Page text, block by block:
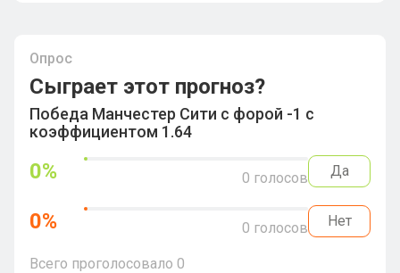
Опрос
Сыграет этот прогноз?
Победа Манчестер Сити с форой -1 с
коэффициентом 1.64
0% 0 голосов Да
0% 0 голосов Нет
Всего проголосовало 0